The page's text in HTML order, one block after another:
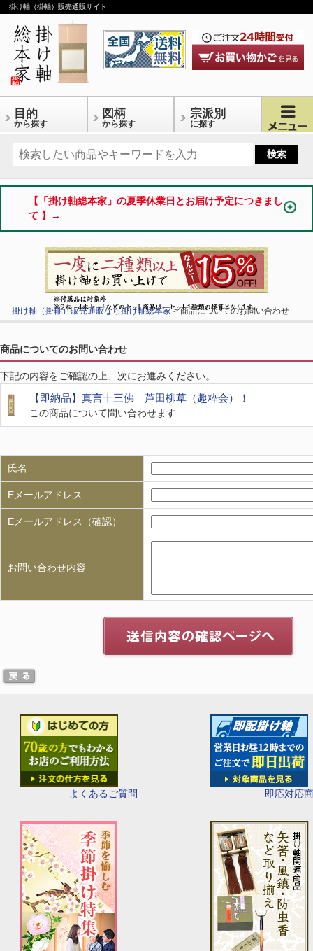
掛け軸（掛軸）販売通販サイト
目的
から探す
図柄
から探す
宗派別
に探す
【「掛け軸総本家」の夏季休業日とお届け予定につきまし
て 】→
よくあるご質問 即応対応
掛け軸（掛軸）販売通販なら掛け軸総本家> 商品についてのお問い合わせ
商品についてのお問い合わせ
下記の内容をご確認の上、次にお進みください。
【即納品】真言十三佛 芦田柳草（趣粋会）！
この商品について問い合わせます
氏名
Eメールアドレス
Eメールアドレス（確認）
お問い合わせ内容